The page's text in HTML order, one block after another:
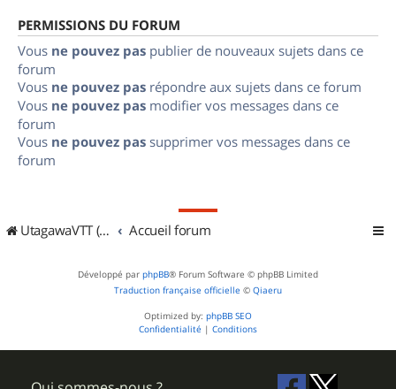
PERMISSIONS DU FORUM
Vous ne pouvez pas publier de nouveaux sujets dans ce
forum
Vous ne pouvez pas répondre aux sujets dans ce forum
Vous ne pouvez pas modifier vos messages dans ce
forum
Vous ne pouvez pas supprimer vos messages dans ce
forum
UtagawaVTT (Randos VTT et VTTAE avec traces GPS) Accueil forum
Développé par phpBB® Forum Software © phpBB Limited
Traduction française officielle © Qiaeru
Optimized by: phpBB SEO
Confidentialité | Conditions